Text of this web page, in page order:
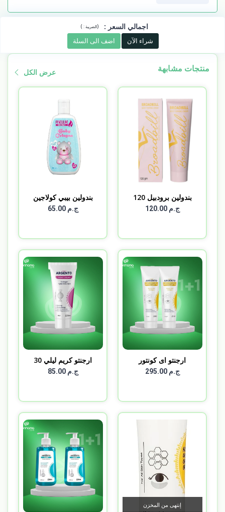
اجمالي السعر :
(الضريبة :)
شراء الآن اضف الى السلة
منتجات مشابهة عرض الكل
بندولين برودبيل 120
ملج.م 120.00
بندولين بيبي كولاجين
10...ج.م 65.00
ارجنتو اى كونتور
ARGEN...
ج.م 295.00
ارجنتو كريم ليلي 30
جم...ج.م 85.00
إنتهى من المخزن